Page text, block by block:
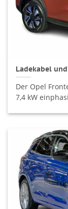
Ladekabel
Der Opel
7,4 kW